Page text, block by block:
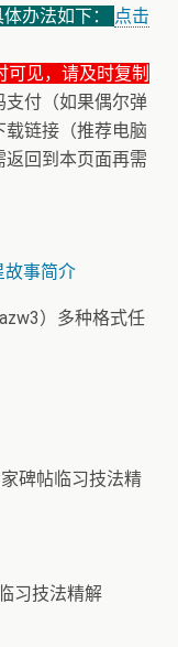
办法如下：
点击
可见，请及时复制
支付（如果偶尔弹
链接（推荐电脑
回到本页面再需
籍《动力电池管
故事简介
）多种格式任
碑帖临习技法精
习技法精解